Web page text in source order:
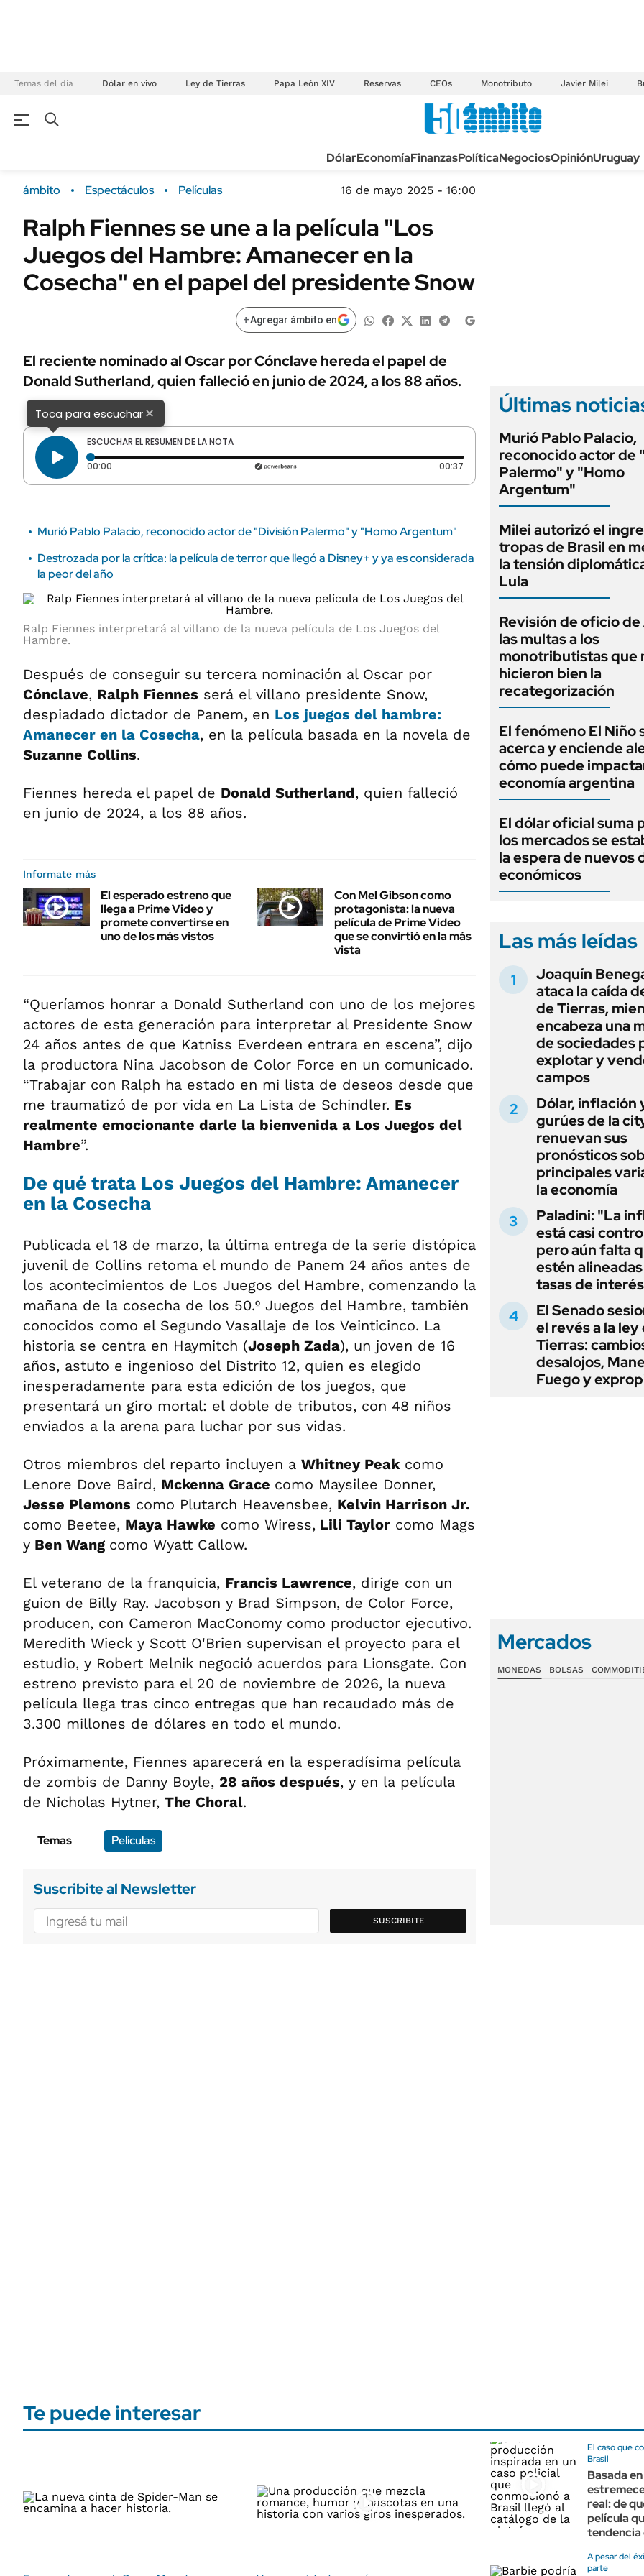
Temas del día Dólar en vivo Ley de Tierras Papa León XIV Reservas CEOs Monotributo Javier Milei
Campo
FINANZAS
Dólar
Sustentabilidad
Seguros
POLÍTICA
URUGUAY
TECNOLOGÍA
MÉXICO
MUNDO
INFORMACIÓN GENERAL
ESPECTÁCULOS
AUTOS
DólarEconomíaFinanzasPolíticaNegociosOpiniónUruguay
ámbito Espectáculos Películas 16 de mayo 2025 - 16:00
Ralph Fiennes se une a la película "Los
Juegos del Hambre: Amanecer en la
Cosecha" en el papel del presidente Snow
+Agregar ámbito en
El reciente nominado al Oscar por Cónclave hereda el papel de
Donald Sutherland, quien falleció en junio de 2024, a los 88 años.
Toca para escuchar×
ESCUCHAR EL RESUMEN DE LA NOTA
00:00 Tiempo transcurrido: 0 segundos 00:37 Duración: 37 segundos
Murió Pablo Palacio, reconocido actor de "División Palermo" y "Homo Argentum"
Destrozada por la crítica: la película de terror que llegó a Disney+ y ya es considerada
la peor del año
Ralp Fiennes interpretará al villano de la nueva película de Los Juegos del
Hambre.
Después de conseguir su tercera nominación al Oscar por
Cónclave, Ralph Fiennes será el villano presidente Snow,
despiadado dictador de Panem, en Los juegos del hambre:
Amanecer en la Cosecha, en la película basada en la novela de
Suzanne Collins.
Fiennes hereda el papel de Donald Sutherland, quien falleció
en junio de 2024, a los 88 años.
Informate más
El esperado estreno que
llega a Prime Video y
promete convertirse en
uno de los más vistos
Con Mel Gibson como
protagonista: la nueva
película de Prime Video
que se convirtió en la más
vista
“Queríamos honrar a Donald Sutherland con uno de los mejores
actores de esta generación para interpretar al Presidente Snow
24 años antes de que Katniss Everdeen entrara en escena”, dijo
la productora Nina Jacobson de Color Force en un comunicado.
“Trabajar con Ralph ha estado en mi lista de deseos desde que
me traumatizó de por vida en La Lista de Schindler. Es
realmente emocionante darle la bienvenida a Los Juegos del
Hambre”.
De qué trata Los Juegos del Hambre: Amanecer
en la Cosecha
Publicada el 18 de marzo, la última entrega de la serie distópica
juvenil de Collins retoma el mundo de Panem 24 años antes de
los acontecimientos de Los Juegos del Hambre, comenzando la
mañana de la cosecha de los 50.º Juegos del Hambre, también
conocidos como el Segundo Vasallaje de los Veinticinco. La
historia se centra en Haymitch (Joseph Zada), un joven de 16
años, astuto e ingenioso del Distrito 12, quien es elegido
inesperadamente para esta edición de los juegos, que
presentará un giro mortal: el doble de tributos, con 48 niños
enviados a la arena para luchar por sus vidas.
Otros miembros del reparto incluyen a Whitney Peakcomo
Lenore Dove Baird, Mckenna Grace como Maysilee Donner,
Jesse Plemons como Plutarch Heavensbee, Kelvin Harrison Jr.
como Beetee, Maya Hawke como Wiress, Lili Taylor como Mags
y Ben Wang como Wyatt Callow.
El veterano de la franquicia, Francis Lawrence, dirige con un
guion de Billy Ray. Jacobson y Brad Simpson, de Color Force,
producen, con Cameron MacConomy como productor ejecutivo.
Meredith Wieck y Scott O'Brien supervisan el proyecto para el
estudio, y Robert Melnik negoció acuerdos para Lionsgate. Con
estreno previsto para el 20 de noviembre de 2026, la nueva
película llega tras cinco entregas que han recaudado más de
3.300 millones de dólares en todo el mundo.
Próximamente, Fiennes aparecerá en la esperadísima película
de zombis de Danny Boyle, 28 años después, y en la película
de Nicholas Hytner, The Choral.
Temas Películas
Suscribite al Newsletter
SUSCRIBITE
Últimas
Murió Pablo Palacio,
reconocido actor de
Palermo" y "Homo
Argentum"
Milei autorizó el
tropas de Brasil en
la tensión
Lula
Revisión de oficio de
las multas a los
monotributistas que
hicieron bien la
recategorización
El fenómeno El Niño
acerca y enciende
cómo puede
economía argentina
El dólar oficial suma
los mercados se
la espera de nuevos
económicos
Las más leídas
Joaquín
ataca la caída
de Tierras,
encabeza una
de sociedades
explotar y
campos
Dólar, inflación
gurúes de la
renuevan sus
pronósticos
principales
la economía
Paladini: "La
está casi
pero aún falta
estén
tasas de
El Senado
el revés a la ley
Tierras:
desalojos,
Fuego y
Mercados
MONEDAS BOLSAS
Te puede interesar
El caso que
Brasil
Basada
real: de
película
A pesar del
parte